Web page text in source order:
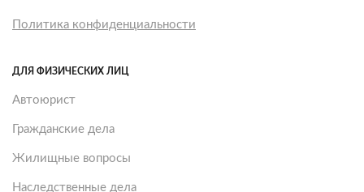
Политика конфиденциальности
ДЛЯ ФИЗИЧЕСКИХ ЛИЦ
Автоюрист
Гражданские дела
Жилищные вопросы
Наследственные дела